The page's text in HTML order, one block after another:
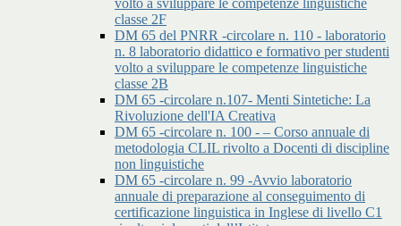
volto a sviluppare le competenze linguistiche
classe 2F
DM 65 del PNRR -circolare n. 110 - laboratorio
n. 8 laboratorio didattico e formativo per studenti
volto a sviluppare le competenze linguistiche
classe 2B
DM 65 -circolare n.107- Menti Sintetiche: La
Rivoluzione dell'IA Creativa
DM 65 -circolare n. 100 - – Corso annuale di
metodologia CLIL rivolto a Docenti di discipline
non linguistiche
DM 65 -circolare n. 99 -Avvio laboratorio
annuale di preparazione al conseguimento di
certificazione linguistica in Inglese di livello C1